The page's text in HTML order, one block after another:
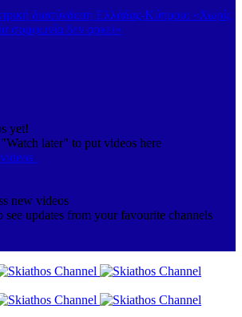
διασύνδεση Ελλάδας-Κύπρου: «Χωρίς
συμφωνία δεν αρκεί»
yet!
later" to put videos here
new videos
see updates from your favourite channels